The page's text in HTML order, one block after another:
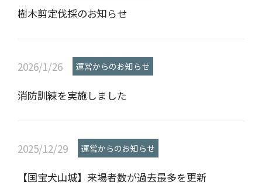
樹木剪定伐採のお知らせ
2026/1/26 運営からのお知らせ
消防訓練を実施しました
2025/12/29 運営からのお知らせ
【国宝犬山城】来場者数が過去最多を更新